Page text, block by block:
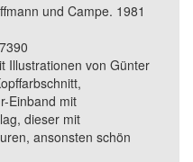
und Campe. 1981
Illustrationen von Günter
Einband mit
dieser mit
ansonsten schön